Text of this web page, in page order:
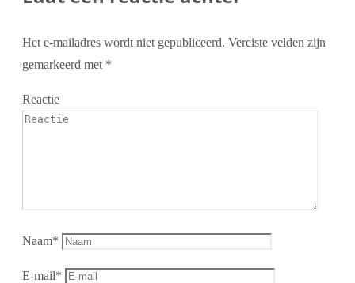
Het e-mailadres wordt niet gepubliceerd. Vereiste velden zijn
gemarkeerd met *
Reactie
Naam*
E-mail*